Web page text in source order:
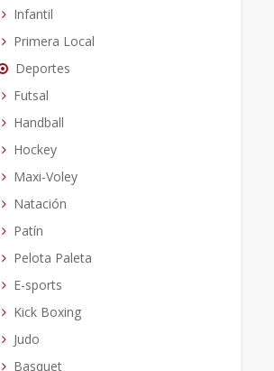
Infantil
Primera Local
Deportes
Futsal
Handball
Hockey
Maxi-Voley
Natación
Patín
Pelota Paleta
E-sports
Kick Boxing
Judo
Basquet